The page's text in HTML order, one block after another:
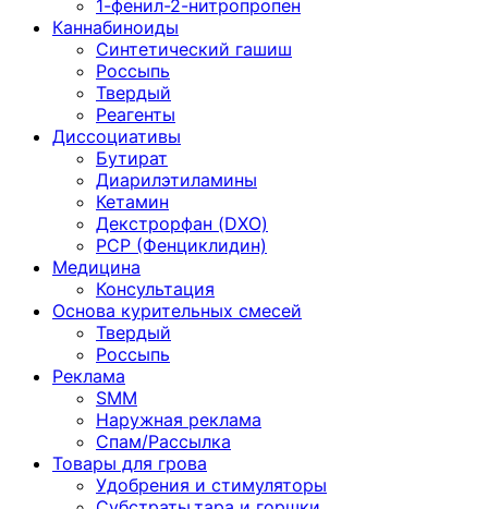
1-фенил-2-нитропропен
Каннабиноиды
Синтетический гашиш
Россыпь
Твердый
Реагенты
Диссоциативы
Бутират
Диарилэтиламины
Кетамин
Декстрорфан (DXO)
PCP (Фенциклидин)
Медицина
Консультация
Основа курительных смесей
Твердый
Россыпь
Реклама
SMM
Наружная реклама
Спам/Рассылка
Товары для грова
Удобрения и стимуляторы